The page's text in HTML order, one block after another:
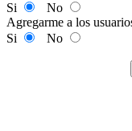
Si
No
Agregarme a los
Si
No